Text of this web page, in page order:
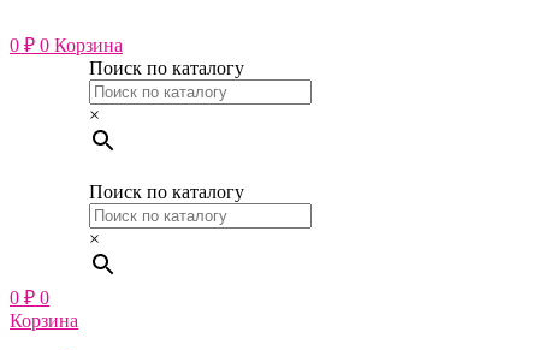
к
содержимому
0 ₽ 0 Корзина
Поиск по каталогу
×
Поиск по каталогу
×
0 ₽ 0
Корзина